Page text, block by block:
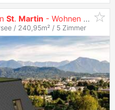
St. Martin - Wohnen mit Ausblick
/ 240,95m² / 5 Zimmer